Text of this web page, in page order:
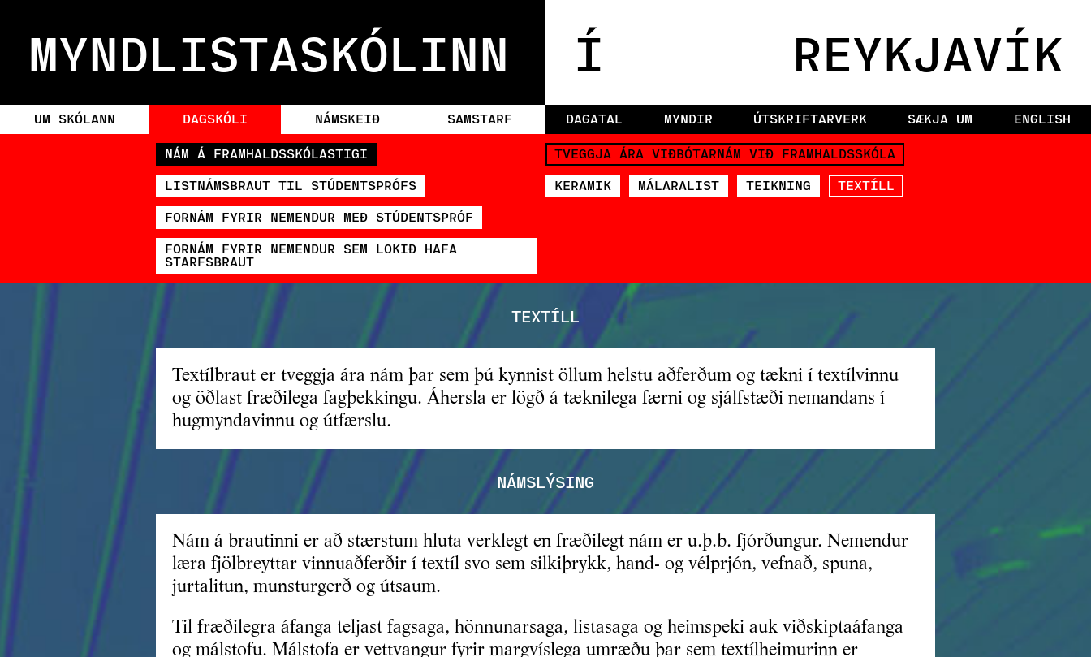
MYNDLISTASKÓLINN Í REYKJAVÍK
UM SKÓLANN DAGSKÓLI NÁMSKEIÐ SAMSTARF DAGATAL MYNDIR ÚTSKRIFTARVERK SÆKJA UM ENGLISH
NÁM Á FRAMHALDSSKÓLASTIGI
LISTNÁMSBRAUT TIL STÚDENTSPRÓFS
FORNÁM FYRIR NEMENDUR MEÐ STÚDENTSPRÓF
FORNÁM FYRIR NEMENDUR SEM LOKIÐ HAFA
STARFSBRAUT
TVEGGJA ÁRA VIÐBÓTARNÁM VIÐ FRAMHALDSSKÓLA
KERAMIK MÁLARALIST TEIKNING TEXTÍLL
TEXTÍLL
Textílbraut er tveggja ára nám þar sem þú kynnist öllum helstu aðferðum og tækni í textílvinnu
og öðlast fræðilega fagþekkingu. Áhersla er lögð á tæknilega færni og sjálfstæði nemandans í
hugmyndavinnu og útfærslu.
NÁMSLÝSING
Nám á brautinni er að stærstum hluta verklegt en fræðilegt nám er u.þ.b. fjórðungur. Nemendur
læra fjölbreyttar vinnuaðferðir í textíl svo sem silkiþrykk, hand- og vélprjón, vefnað, spuna,
jurtalitun, munsturgerð og útsaum.
Til fræðilegra áfanga teljast fagsaga, hönnunarsaga, listasaga og heimspeki auk viðskiptaáfanga
og málstofu. Málstofa er vettvangur fyrir margvíslega umræðu þar sem textílheimurinn er